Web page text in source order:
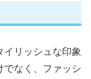
イリッシュな印象
でなく、ファッシ